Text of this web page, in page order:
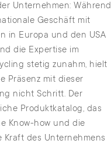
Unternehmen: Während
Geschäft mit
in Europa und den USA
die Expertise im
stetig zunahm, hielt
Präsenz mit dieser
nicht Schritt. Der
Produktkatalog, das
Know-how und die
Kraft des Unternehmens